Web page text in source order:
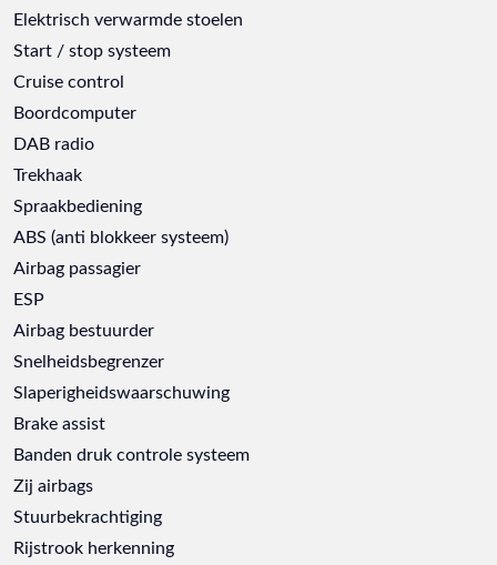
Elektrisch verwarmde stoelen
Start / stop systeem
Cruise control
Boordcomputer
DAB radio
Trekhaak
Spraakbediening
ABS (anti blokkeer systeem)
Airbag passagier
ESP
Airbag bestuurder
Snelheidsbegrenzer
Slaperigheidswaarschuwing
Brake assist
Banden druk controle systeem
Zij airbags
Stuurbekrachtiging
Rijstrook herkenning